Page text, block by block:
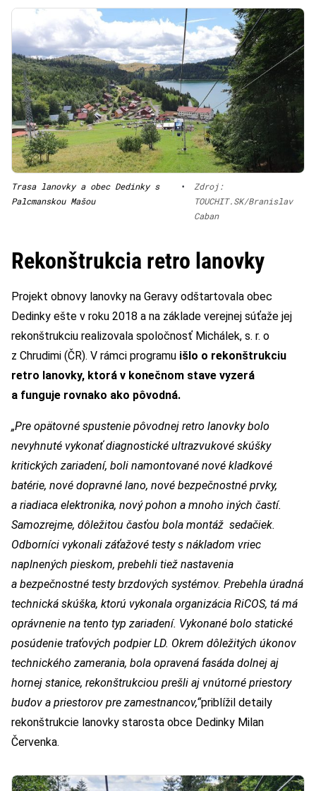
Trasa lanovky a obec Dedinky s
Palcmanskou Mašou
•
Zdroj:
TOUCHIT.SK/Branislav
Caban
Rekonštrukcia retro lanovky
Projekt obnovy lanovky na Geravy odštartovala obec
Dedinky ešte v roku 2018 a na základe verejnej súťaže jej
rekonštrukciu realizovala spoločnosť Michálek, s. r. o
z Chrudimi (ČR). V rámci programu išlo o rekonštrukciu
retro lanovky, ktorá v konečnom stave vyzerá
a funguje rovnako ako pôvodná.
„Pre opätovné spustenie pôvodnej retro lanovky bolo
nevyhnuté vykonať diagnostické ultrazvukové skúšky
kritických zariadení, boli namontované nové kladkové
batérie, nové dopravné lano, nové bezpečnostné prvky,
a riadiaca elektronika, nový pohon a mnoho iných častí.
Samozrejme, dôležitou časťou bola montáž sedačiek.
Odborníci vykonali záťažové testy s nákladom vriec
naplnených pieskom, prebehli tiež nastavenia
a bezpečnostné testy brzdových systémov. Prebehla úradná
technická skúška, ktorú vykonala organizácia RiCOS, tá má
oprávnenie na tento typ zariadení. Vykonané bolo statické
posúdenie traťových podpier LD. Okrem dôležitých úkonov
technického zamerania, bola opravená fasáda dolnej aj
hornej stanice, rekonštrukciou prešli aj vnútorné priestory
budov a priestorov pre zamestnancov,“priblížil detaily
rekonštrukcie lanovky starosta obce Dedinky Milan
Červenka.